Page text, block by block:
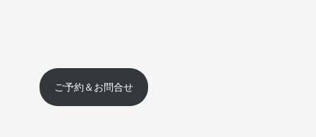
ご予約＆お問合せ